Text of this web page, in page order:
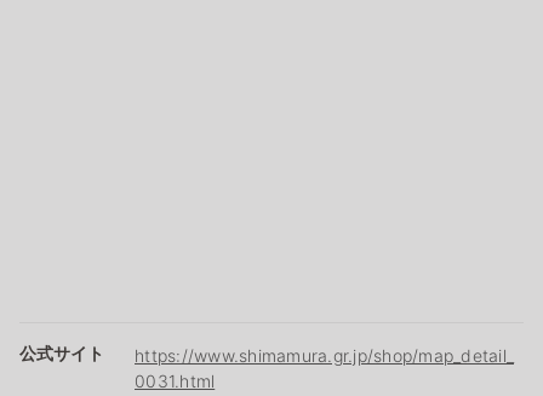
公式サイト
https://www.shimamura.gr.jp/shop/map_detail_
0031.html